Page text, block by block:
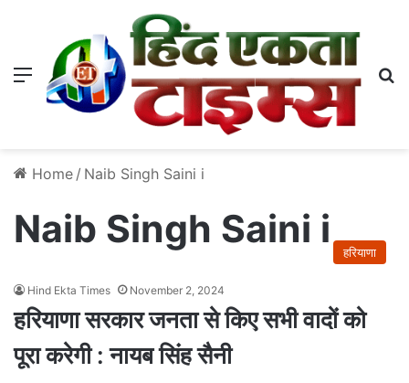
Menu
Home / Naib Singh Saini i
Naib Singh Saini i
हरियाणा
Hind Ekta Times November 2, 2024
हरियाणा सरकार जनता से किए सभी वादों को
पूरा करेगी : नायब सिंह सैनी